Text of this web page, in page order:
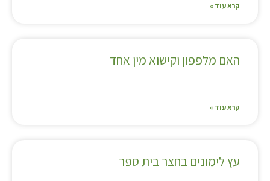
קרא עוד »
האם מלפפון וקישוא מין אחד
קרא עוד »
עץ לימונים בחצר בית ספר